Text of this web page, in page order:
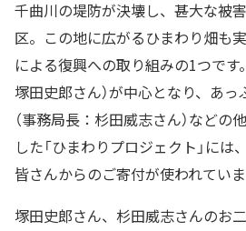
千曲川の堤防が決壊し、甚大な被
区。この地に広がるひまわり畑も
による復興への取り組みの1つです
塚田史郎さん）が中心となり、あ
（事務局長：杉田威志さん）などの
した「ひまわりプロジェクト」に
皆さんからのご寄付が使われていま
塚田史郎さん、杉田威志さんのお